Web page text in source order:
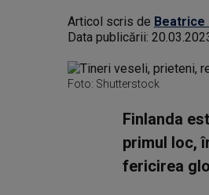
Articol scris de Beatrice
Data publicării:
Foto: Shutterstock
Finlanda
primul loc,
fericirea